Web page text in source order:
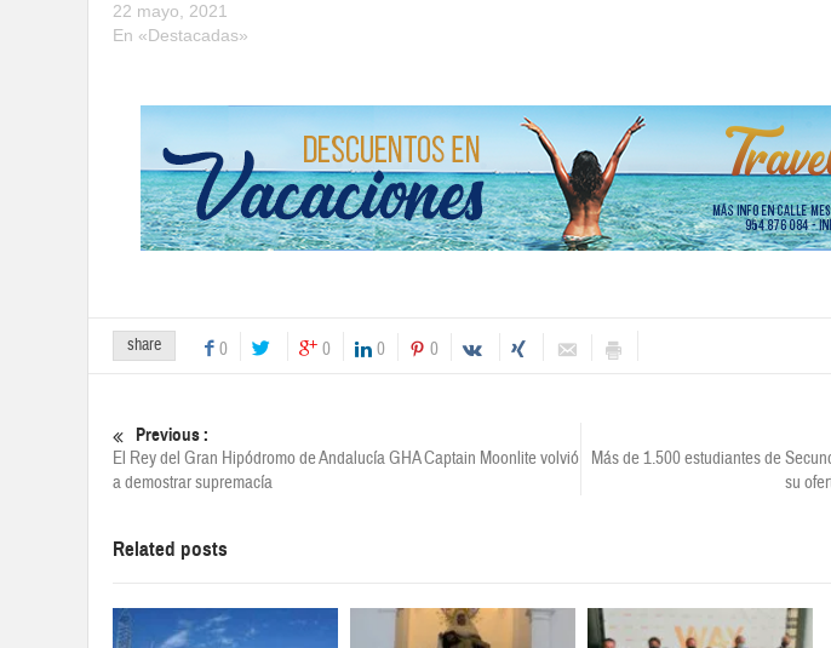
22 mayo, 2021
En «Destacadas»
share 0 0 0 0
Previous :
El Rey del Gran Hipódromo de Andalucía GHA Captain Moonlite volvió
a demostrar supremacía
Más de 1.500 estudiantes de
su
Related posts